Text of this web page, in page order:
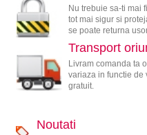
Nu trebuie sa-ti mai
tot mai sigur si
se poate returna
Transport
Livram comanda ta
variaza in functie de
gratuit.
Noutati